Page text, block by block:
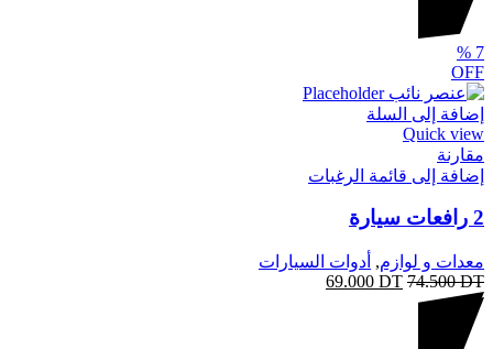
7
%
OFF
إضافة إلى السلة
Quick view
مقارنة
إضافة إلى قائمة الرغبات
2 رافعات سيارة
معدات و لوازم, أدوات السيارات
74.500DT
69.000 DT